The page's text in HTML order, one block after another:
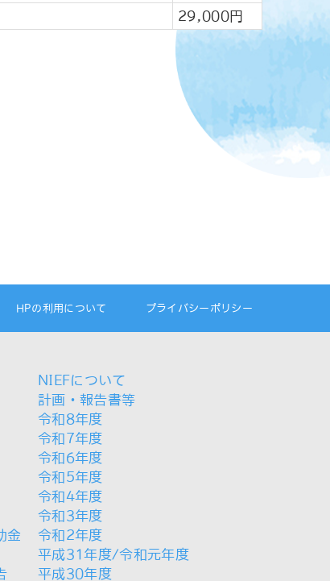
29,000円
HPの利用について プライバシーポリシー
金
NIEFについて
計画・報告書等
令和8年度
令和7年度
令和6年度
令和5年度
令和4年度
令和3年度
令和2年度
平成31年度/令和元年度
平成30年度